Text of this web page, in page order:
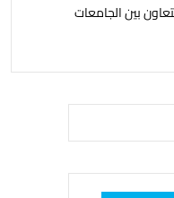
بين الجامعات